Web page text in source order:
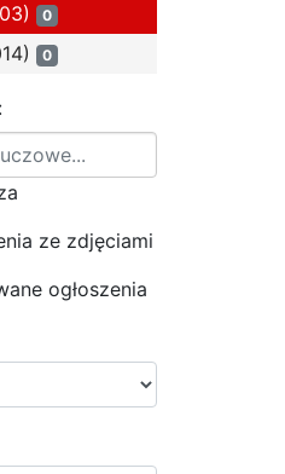
0
0
ze zdjęciami
ogłoszenia